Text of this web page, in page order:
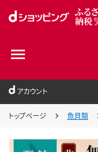
アカウント
トップページ 魚貝類